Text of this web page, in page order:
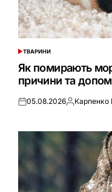
ОПУБЛІКУВАТИ
У
ТВАРИНИ
Як помирають
причини та
Оприлюднено
05.08.2026 Карпенко